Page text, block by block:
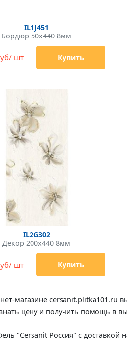
IL1J451
Бордюр 50x440 8мм
шт Купить
IL2G302
Декор 200x440 8мм
шт Купить
магазине cersanit.plitka101.ru
цену и получить помощь в
"Cersanit Россия" с